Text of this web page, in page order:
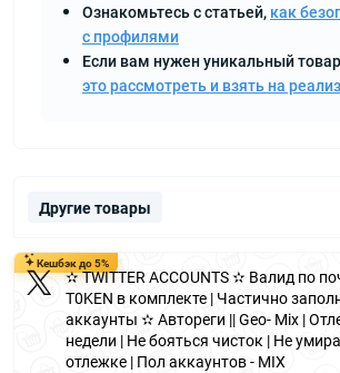
Ознакомьтесь с статьей, как
с профилями
Если вам нужен уникальный
это рассмотреть и взять на
Другие товары
Кешбэк до 5%
✫ TWITTER ACCOUNTS ✫ Валид по
T0KEN в комплекте | Частично
аккаунты ✫ Автореги || Geo- Mix |
недели | Не бояться чисток | Не
отлежке | Пол аккаунтов - MIX